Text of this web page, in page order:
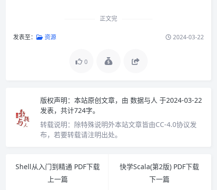
正文完
发表至： 资源 2024-03-22
0
版权声明： 本站原创文章，由 数据与人 于2024-03-22
发表，共计724字。
转载说明： 除特殊说明外本站文章皆由CC-4.0协议发
布，若要转载请注明出处。
Shell从入门到精通 PDF下载
上一篇
快学Scala(第2版) PDF下载
下一篇